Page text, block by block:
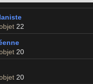
22
20
20